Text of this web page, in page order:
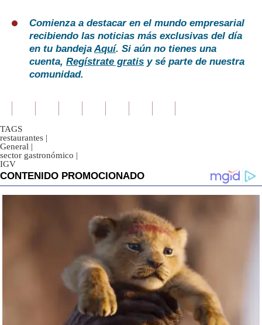
Comienza a destacar en el mundo empresarial
recibiendo las noticias más exclusivas del día
en tu bandejaAquí. Si aún no tienes una
cuenta, Regístrate gratis y sé parte de nuestra
comunidad.
TAGS
restaurantes |
General |
sector gastronómico |
IGV